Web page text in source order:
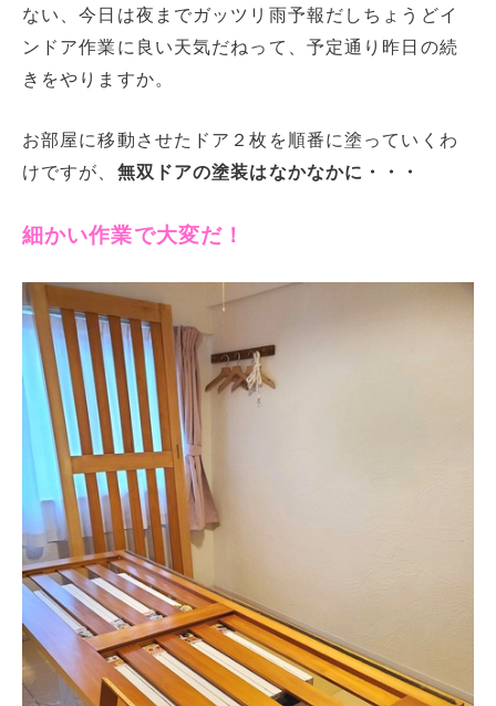
ない、今日は夜までガッツリ雨予報だしちょうどイ
ンドア作業に良い天気だねって、予定通り昨日の続
きをやりますか。
お部屋に移動させたドア２枚を順番に塗っていくわ
けですが、 無双ドアの塗装はなかなかに・・・
細かい作業で大変だ！